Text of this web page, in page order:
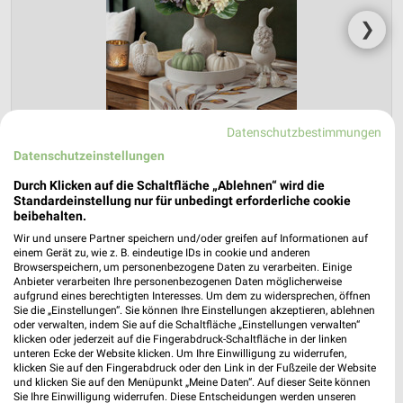
❯
NKD Prospekt für Hitzacker (Elbe) ab
Mo. den 03.08.
Herbstliche Deko-Woche
Gültig von 03. Aug. bis 01. Sep.
📅 Kalendereintrag erstellen
PROSPEKT BLÄTTERN
Datenschutzbestimmungen
Datenschutzeinstellungen
Durch Klicken auf die Schaltfläche „Ablehnen“ wird die
Standardeinstellung nur für unbedingt erforderliche cookie
beibehalten.
Wir und unsere Partner speichern und/oder greifen auf Informationen auf
einem Gerät zu, wie z. B. eindeutige IDs in cookie und anderen
Browserspeichern, um personenbezogene Daten zu verarbeiten. Einige
Anbieter verarbeiten Ihre personenbezogenen Daten möglicherweise
aufgrund eines berechtigten Interesses. Um dem zu widersprechen, öffnen
Sie die „Einstellungen“. Sie können Ihre Einstellungen akzeptieren, ablehnen
oder verwalten, indem Sie auf die Schaltfläche „Einstellungen verwalten“
klicken oder jederzeit auf die Fingerabdruck-Schaltfläche in der linken
unteren Ecke der Website klicken. Um Ihre Einwilligung zu widerrufen,
klicken Sie auf den Fingerabdruck oder den Link in der Fußzeile der Website
und klicken Sie auf den Menüpunkt „Meine Daten“. Auf dieser Seite können
Sie Ihre Einwilligung widerrufen. Diese Entscheidungen werden unseren